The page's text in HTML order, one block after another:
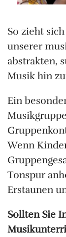
So zieht
unserer
abstrakten,
Musik hin
Ein
Wenn
Tonspur
Erstaunen
Sollten Sie